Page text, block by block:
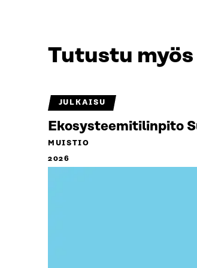
Tutustu myös
JULKAISU
Ekosysteemitilinpito
MUISTIO
2026